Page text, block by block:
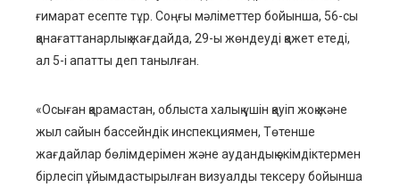
ғимарат есепте тұр. Соңғы мәліметтер бойынша, 56-сы
қанағаттанарлық жағдайда, 29-ы жөндеуді қажет етеді,
ал 5-і апатты деп танылған.
«Осыған қарамастан, облыста халық үшін қауіп жоқ және
жыл сайын бассейндік инспекциямен, Төтенше
жағдайлар бөлімдерімен және аудандық әкімдіктермен
бірлесіп ұйымдастырылған визуалды тексеру бойынша